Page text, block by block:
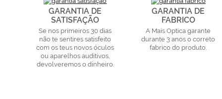
GARANTIA DE
SATISFAÇÃO
Se nos primeiros 30 dias
não te sentires satisfeito
com os teus novos óculos
ou aparelhos auditivos,
devolveremos o dinheiro.
GARANTIA DE
FABRICO
A Mais Optica garante
durante 3 anos o correto
fabrico do produto.